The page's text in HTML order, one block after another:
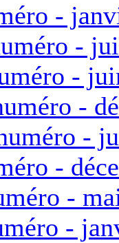
-
-
-
-
-
-
-
-